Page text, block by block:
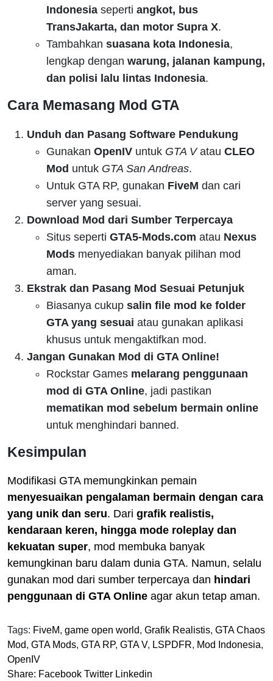
Indonesia seperti angkot, bus
TransJakarta, dan motor Supra X.
Tambahkan suasana kota Indonesia,
lengkap dengan warung, jalanan kampung,
dan polisi lalu lintas Indonesia.
Cara Memasang Mod GTA
Unduh dan Pasang Software Pendukung
Gunakan OpenIV untuk GTA Vatau CLEO
Mod untuk GTA San Andreas.
Untuk GTA RP, gunakan FiveM dan cari
server yang sesuai.
Download Mod dari Sumber Terpercaya
Situs seperti GTA5-Mods.com atau Nexus
Mods menyediakan banyak pilihan mod
aman.
Ekstrak dan Pasang Mod Sesuai Petunjuk
Biasanya cukup salin file mod ke folder
GTA yang sesuai atau gunakan aplikasi
khusus untuk mengaktifkan mod.
Jangan Gunakan Mod di GTA Online!
Rockstar Games melarang penggunaan
mod di GTA Online, jadi pastikan
mematikan mod sebelum bermain online
untuk menghindari banned.
Kesimpulan
Modifikasi GTA memungkinkan pemain
menyesuaikan pengalaman bermain dengan cara
yang unik dan seru. Dari grafik realistis,
kendaraan keren, hingga mode roleplay dan
kekuatan super, mod membuka banyak
kemungkinan baru dalam dunia GTA. Namun, selalu
gunakan mod dari sumber terpercaya dan hindari
penggunaan di GTA Online agar akun tetap aman.
Tags: FiveM, game open world, Grafik Realistis, GTA Chaos
Mod, GTA Mods, GTA RP, GTA V, LSPDFR, Mod Indonesia,
OpenIV
Share: Facebook Twitter Linkedin